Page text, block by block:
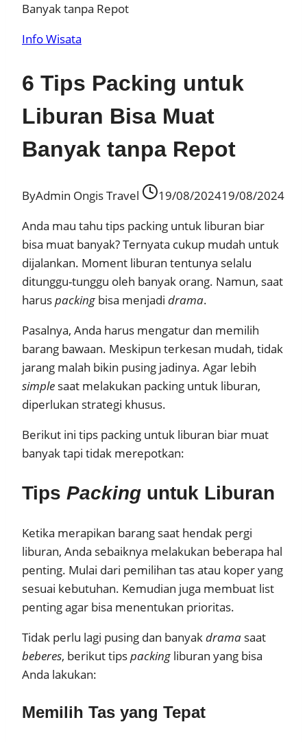
Banyak tanpa Repot
Info Wisata
6 Tips Packing untuk
Liburan Bisa Muat
Banyak tanpa Repot
ByAdmin Ongis Travel 19/08/202419/08/2024
Anda mau tahu tips packing untuk liburan biar
bisa muat banyak? Ternyata cukup mudah untuk
dijalankan. Moment liburan tentunya selalu
ditunggu-tunggu oleh banyak orang. Namun, saat
haruspacking bisa menjadi drama.
Pasalnya, Anda harus mengatur dan memilih
barang bawaan. Meskipun terkesan mudah, tidak
jarang malah bikin pusing jadinya. Agar lebih
simple saat melakukan packing untuk liburan,
diperlukan strategi khusus.
Berikut ini tips packing untuk liburan biar muat
banyak tapi tidak merepotkan:
Tips Packing untuk Liburan
Ketika merapikan barang saat hendak pergi
liburan, Anda sebaiknya melakukan beberapa hal
penting. Mulai dari pemilihan tas atau koper yang
sesuai kebutuhan. Kemudian juga membuat list
penting agar bisa menentukan prioritas.
Tidak perlu lagi pusing dan banyakdrama saat
beberes, berikut tipspacking liburan yang bisa
Anda lakukan:
Memilih Tas yang Tepat